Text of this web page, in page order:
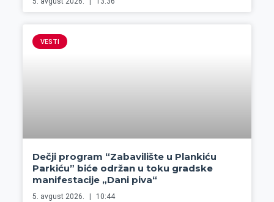
VESTI
Dečji program “Zabavilište u Plankiću
Parkiću” biće održan u toku gradske
manifestacije „Dani piva“
5. avgust 2026. 10:44